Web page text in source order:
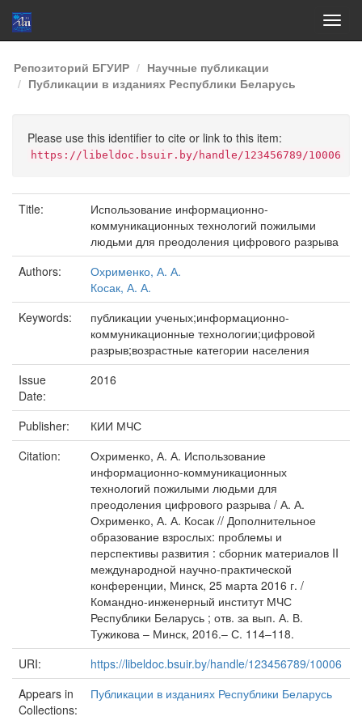
Skip
navigation
Репозиторий БГУИР
Научные публикации
Публикации в изданиях Республики Беларусь
Please use this identifier to cite or link to this item:
https://libeldoc.bsuir.by/handle/123456789/10006
Title:
Использование информационно-
коммуникационных технологий пожилыми
людьми для преодоления цифрового разрыва
Authors:
Охрименко, А. А.
Косак, А. А.
Keywords:
публикации ученых;информационно-
коммуникационные технологии;цифровой
разрыв;возрастные категории населения
Issue
Date:
2016
Publisher:
КИИ МЧС
Citation:
Охрименко, А. А. Использование
информационно-коммуникационных
технологий пожилыми людьми для
преодоления цифрового разрыва / А. А.
Охрименко, А. А. Косак // Дополнительное
образование взрослых: проблемы и
перспективы развития : сборник материалов II
международной научно-практической
конференции, Минск, 25 марта 2016 г. /
Командно-инженерный институт МЧС
Республики Беларусь ; отв. за вып. А. В.
Тужикова – Минск, 2016.– С. 114–118.
URI:
https://libeldoc.bsuir.by/handle/123456789/10006
Appears in
Collections:
Публикации в изданиях Республики Беларусь